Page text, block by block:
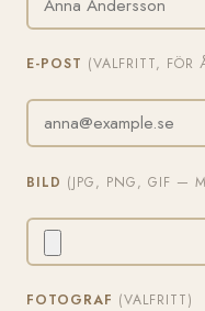
E-POST (VALFRITT, FÖR
BILD (JPG, PNG, GIF —
FOTOGRAF (VALFRITT)